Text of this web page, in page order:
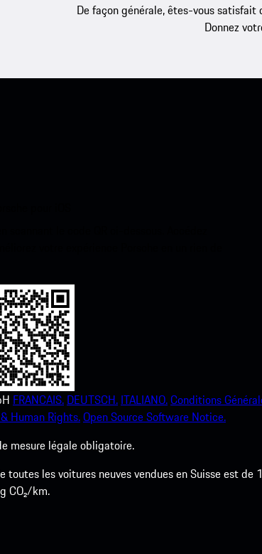
De façon générale, êtes-vous
Donnez
FRANCAIS. DEUTSCH. ITALIANO.Conditions
Human Rights.Open Source Software Notice.
mesure légale obligatoire.
toutes les voitures neuves vendues en Suisse est de
CO₂/km.